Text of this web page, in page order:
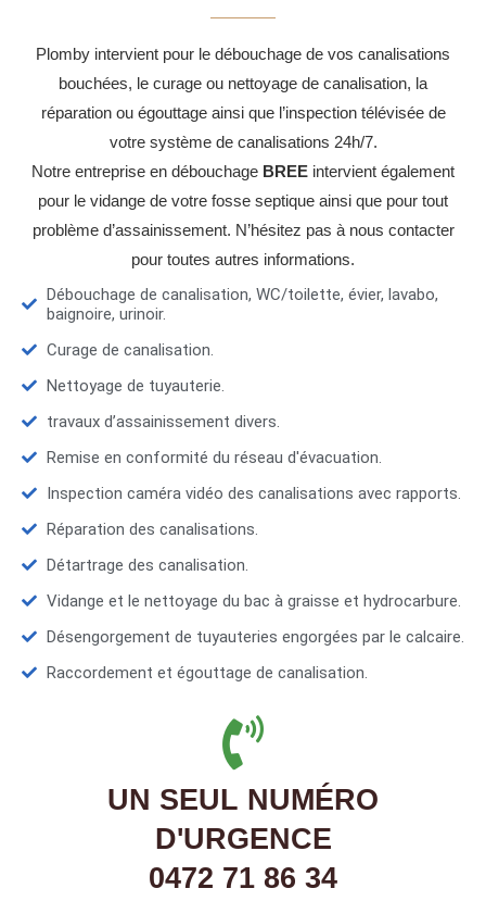
Plomby intervient pour le débouchage de vos canalisations
bouchées, le curage ou nettoyage de canalisation, la
réparation ou égouttage ainsi que l’inspection télévisée de
votre système de canalisations 24h/7.
Notre entreprise en débouchage BREE intervient également
pour le vidange de votre fosse septique ainsi que pour tout
problème d’assainissement. N’hésitez pas à nous contacter
pour toutes autres informations.
Débouchage de canalisation, WC/toilette, évier, lavabo,
baignoire, urinoir.
Curage de canalisation.
Nettoyage de tuyauterie.
travaux d’assainissement divers.
Remise en conformité du réseau d'évacuation.
Inspection caméra vidéo des canalisations avec rapports.
Réparation des canalisations.
Détartrage des canalisation.
Vidange et le nettoyage du bac à graisse et hydrocarbure.
Désengorgement de tuyauteries engorgées par le calcaire.
Raccordement et égouttage de canalisation.
UN SEUL NUMÉRO
D'URGENCE
0472 71 86 34